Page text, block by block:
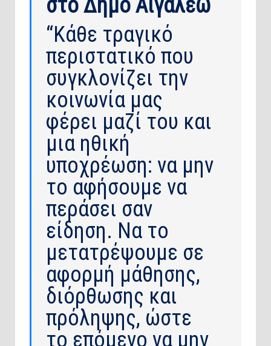
στο Δήμο Αιγάλεω
“Κάθε τραγικό
περιστατικό που
συγκλονίζει την
κοινωνία μας
φέρει μαζί του και
μια ηθική
υποχρέωση: να μην
το αφήσουμε να
περάσει σαν
είδηση. Να το
μετατρέψουμε σε
αφορμή μάθησης,
διόρθωσης και
πρόληψης, ώστε
το επόμενο να μην